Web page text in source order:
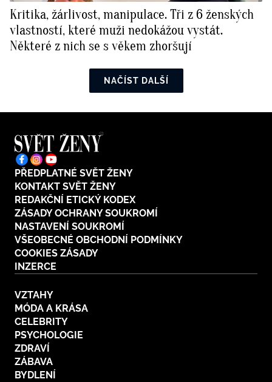
Kritika, žárlivost, manipulace. Tři z 6 ženských
vlastností, které muži nedokážou vystát.
Některé z nich se s věkem zhoršují
NAČÍST DALŠÍ
PŘEDPLATNÉ SVĚT ŽENY
KONTAKT SVĚT ŽENY
REDAKČNÍ ETICKÝ KODEX
ZÁSADY OCHRANY SOUKROMÍ
NASTAVENÍ SOUKROMÍ
VŠEOBECNÉ OBCHODNÍ PODMÍNKY
COOKIES ZÁSADY
INZERCE
VZTAHY
MÓDA A KRÁSA
CELEBRITY
PSYCHOLOGIE
ZDRAVÍ
ZÁBAVA
BYDLENÍ